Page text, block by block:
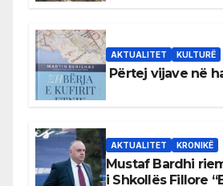
AKTUALITET KULTURË
Përtej vijave në
AKTUALITET KRONIKË
Mustaf Bardhi
i Shkollës Fillore